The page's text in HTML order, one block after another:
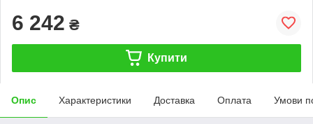
6 242 ₴
Купити
Опис Характеристики Доставка Оплата Умови